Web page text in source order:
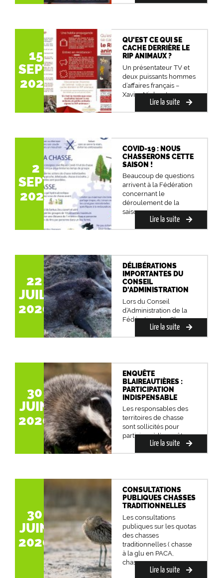
15
SEPT.
2020
QU'EST CE QUI SE
CACHE DERRIÈRE LE
RIP ANIMAUX ?
Un présentateur TV et
deux puissants hommes
d’affaires français –
Xavier Niel, patron...
Lire la suite
2
SEPT.
2020
COVID-19 : NOUS
CHASSERONS CETTE
SAISON !
Beaucoup de questions
arrivent à la Fédération
concernant le
déroulement de la
saiso...
Lire la suite
22
JUIL.
2020
DÉLIBÉRATIONS
IMPORTANTES DU
CONSEIL
D'ADMINISTRATION
Lors du Conseil
d’Administration de la
Fédération des Ch...
Lire la suite
30
JUIN
2020
ENQUÊTE
BLAIREAUTIÈRES :
PARTICIPATION
INDISPENSABLE
Les responsables des
territoires de chasse
sont sollicités pour
participer à l’enquête...
Lire la suite
30
JUIN
2020
CONSULTATIONS
PUBLIQUES CHASSES
TRADITIONNELLES
Les consultations
publiques sur les quotas
des chasses
traditionnelles ( chasse
à la glu en PACA,
chasse...
Lire la suite